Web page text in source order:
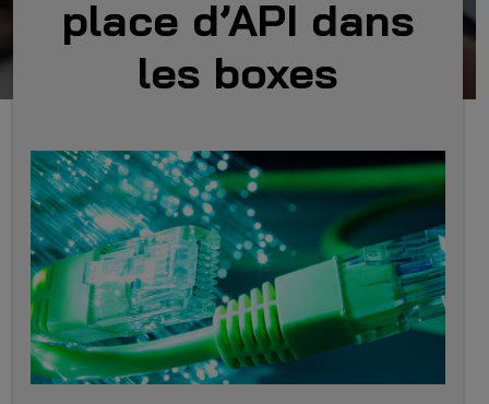
place d’API dans
les boxes